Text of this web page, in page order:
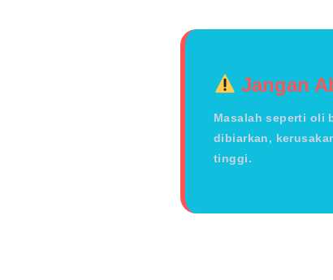
Jangan
Masalah seperti oli
dibiarkan,
tinggi.